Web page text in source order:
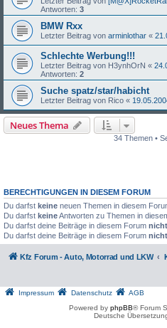
Antworten: 3
BMW Rxx
Letzter Beitrag von arminlothar «
Schlechte Werbung!!!
Letzter Beitrag von H3ynhOrN «
Antworten: 2
Suche spatz/star/habicht
Letzter Beitrag von Rico «
Neues Thema
34 Themen •
BERECHTIGUNGEN IN DIESEM FORUM
Du darfst keine neuen Themen in diesem
Du darfst keineAntworten zu Themen in
Du darfst deine Beiträge in diesem Forum nicht
Du darfst deine Beiträge in diesem Forum nicht
Kfz Forum - Auto, Motorrad und LKW
Impressum Datenschutz
AGB
Powered by phpBB® Forum
Deutsche